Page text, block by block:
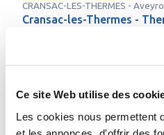
Ce site Web utilise des
Les cookies nous permettent
CRANSAC-LES-THERMES -
Cransac-les-Thermes -